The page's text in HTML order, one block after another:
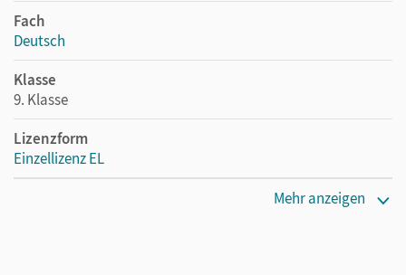
Fach
Deutsch
Klasse
9. Klasse
Lizenzform
Einzellizenz EL
Mehr anzeigen